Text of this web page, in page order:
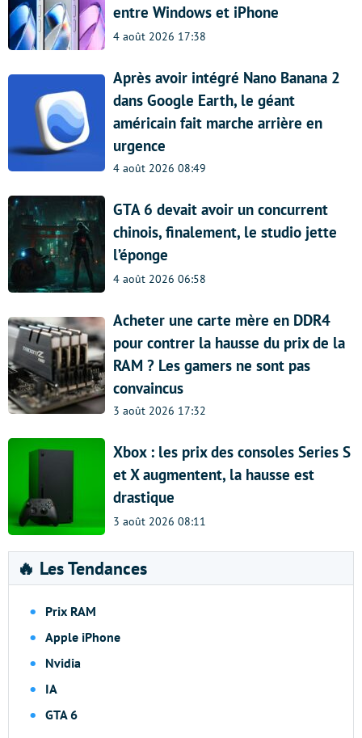
entre Windows et iPhone
4 août 2026 17:38
Après avoir intégré Nano Banana 2
dans Google Earth, le géant
américain fait marche arrière en
urgence
4 août 2026 08:49
GTA 6 devait avoir un concurrent
chinois, finalement, le studio jette
l’éponge
4 août 2026 06:58
Acheter une carte mère en DDR4
pour contrer la hausse du prix de la
RAM ? Les gamers ne sont pas
convaincus
3 août 2026 17:32
Xbox : les prix des consoles Series S
et X augmentent, la hausse est
drastique
3 août 2026 08:11
🔥 Les Tendances
Prix RAM
Apple iPhone
Nvidia
IA
GTA 6